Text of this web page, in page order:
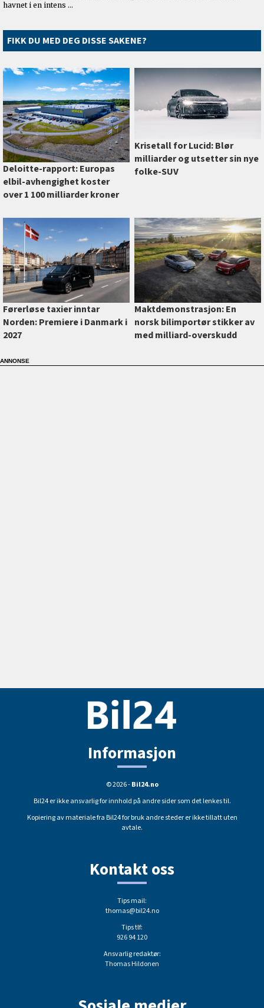
FIKK DU MED DEG DISSE SAKENE?
Deloitte-rapport: Europas
elbil-avhengighet koster
over 1 100 milliarder kroner
Krisetall for Lucid: Blør
milliarder og utsetter sin nye
folke-SUV
Førerløse taxier inntar
Norden: Premiere i Danmark i
2027
Maktdemonstrasjon: En
norsk bilimportør stikker av
med milliard-overskudd
Informasjon
© 2026 -Bil24.no
Bil24 er ikke ansvarlig for innhold på andre sider som det lenkes til.
Kopiering av materiale fra Bil24 for bruk andre steder er ikke tillatt uten
avtale.
Kontakt oss
Tips mail:
thomas@bil24.no
Tips tlf:
926 94 120
Ansvarlig redaktør:
Thomas Hildonen